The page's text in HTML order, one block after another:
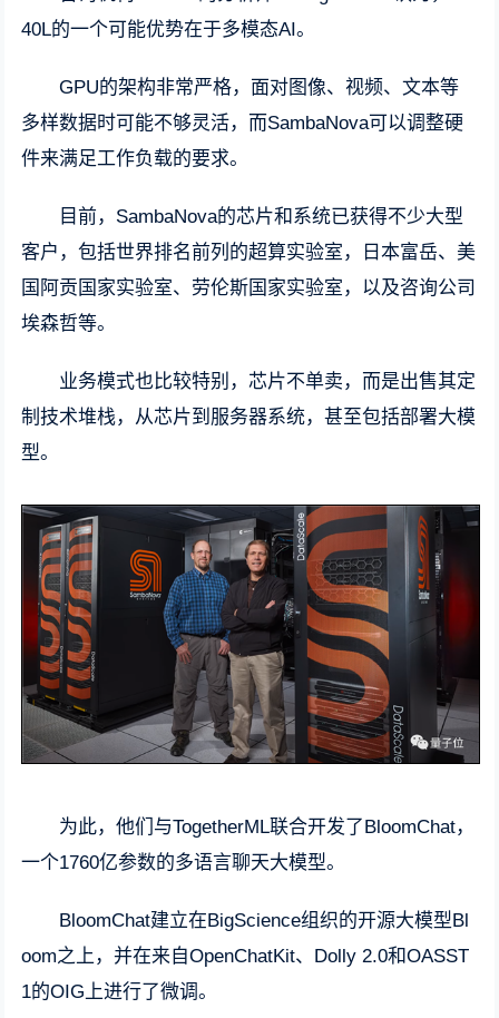
40L的一个可能优势在于多模态AI。
GPU的架构非常严格，面对图像、视频、文本等
多样数据时可能不够灵活，而SambaNova可以调整硬
件来满足工作负载的要求。
目前，SambaNova的芯片和系统已获得不少大型
客户，包括世界排名前列的超算实验室，日本富岳、美
国阿贡国家实验室、劳伦斯国家实验室，以及咨询公司
埃森哲等。
业务模式也比较特别，芯片不单卖，而是出售其定
制技术堆栈，从芯片到服务器系统，甚至包括部署大模
型。
为此，他们与TogetherML联合开发了BloomChat，
一个1760亿参数的多语言聊天大模型。
BloomChat建立在BigScience组织的开源大模型Bl
oom之上，并在来自OpenChatKit、Dolly 2.0和OASST
1的OIG上进行了微调。